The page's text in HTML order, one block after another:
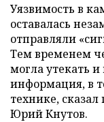
Уязвимость в
оставалась
отправляли
Тем временем
могла утекать и
информация, в
технике,
Юрий Кнутов.